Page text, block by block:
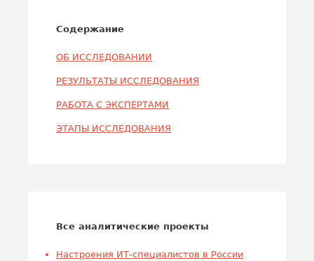
Содержание
ОБ ИССЛЕДОВАНИИ
РЕЗУЛЬТАТЫ ИССЛЕДОВАНИЯ
РАБОТА С ЭКСПЕРТАМИ
ЭТАПЫ ИССЛЕДОВАНИЯ
Все аналитические проекты
Настроения ИТ-специалистов в России